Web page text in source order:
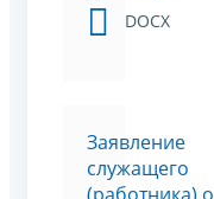
DOCX
Заявление
служащего